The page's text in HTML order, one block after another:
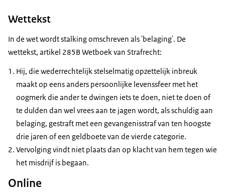
Wettekst
In de wet wordt stalking omschreven als 'belaging'. De
wettekst, artikel 285B Wetboek van Strafrecht:
Hij, die wederrechtelijk stelselmatig opzettelijk inbreuk
maakt op eens anders persoonlijke levenssfeer met het
oogmerk die ander te dwingen iets te doen, niet te doen of
te dulden dan wel vrees aan te jagen wordt, als schuldig aan
belaging, gestraft met een gevangenisstraf van ten hoogste
drie jaren of een geldboete van de vierde categorie.
Vervolging vindt niet plaats dan op klacht van hem tegen wie
het misdrijf is begaan.
Online